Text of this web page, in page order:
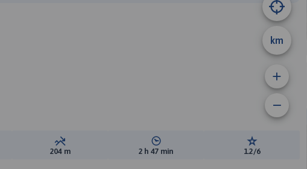
km
Suma spadków:
204 m Średni czas potrzebny na pokonanie trasy:
2 h 47 min Ocena trasy:
1.2/6